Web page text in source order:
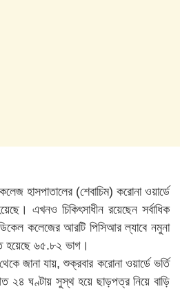
হাসপাতালের (শেবাচিম) করোনা ওয়ার্ডে
এখনও চিকিৎসাধীন রয়েছেন সর্বাধিক
কলেজের আরটি পিসিআর ল্যাবে নমুনা
হয়েছে ৬৫.৮২ ভাগ।
জানা যায়, শুক্রবার করোনা ওয়ার্ডে ভর্তি
ঘণ্টায় সুস্থ হয়ে ছাড়পত্র নিয়ে বাড়ি